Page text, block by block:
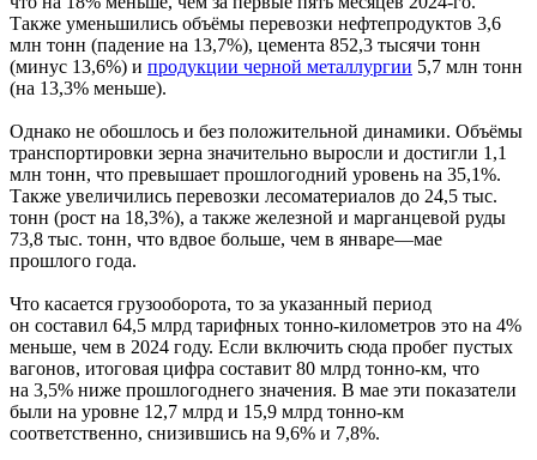
Также уменьшились объёмы перевозки нефтепродуктов 3,6
млн тонн (падение на 13,7%), цемента 852,3 тысячи тонн
(минус 13,6%) и продукции черной металлургии 5,7 млн тонн
(на 13,3% меньше).
Однако не обошлось и без положительной динамики. Объёмы
транспортировки зерна значительно выросли и достигли 1,1
млн тонн, что превышает прошлогодний уровень на 35,1%.
Также увеличились перевозки лесоматериалов до 24,5 тыс.
тонн (рост на 18,3%), а также железной и марганцевой руды
73,8 тыс. тонн, что вдвое больше, чем в январе—мае
прошлого года.
Что касается грузооборота, то за указанный период
он составил 64,5 млрд тарифных тонно-километров это на 4%
меньше, чем в 2024 году. Если включить сюда пробег пустых
вагонов, итоговая цифра составит 80 млрд тонно-км, что
на 3,5% ниже прошлогоднего значения. В мае эти показатели
были на уровне 12,7 млрд и 15,9 млрд тонно-км
соответственно, снизившись на 9,6% и 7,8%.